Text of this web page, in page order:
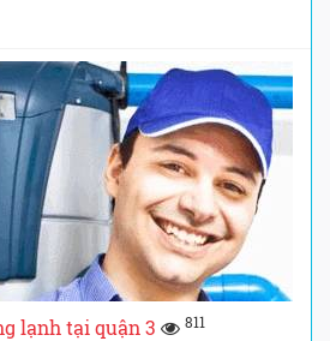
lạnh tại quận 3 811